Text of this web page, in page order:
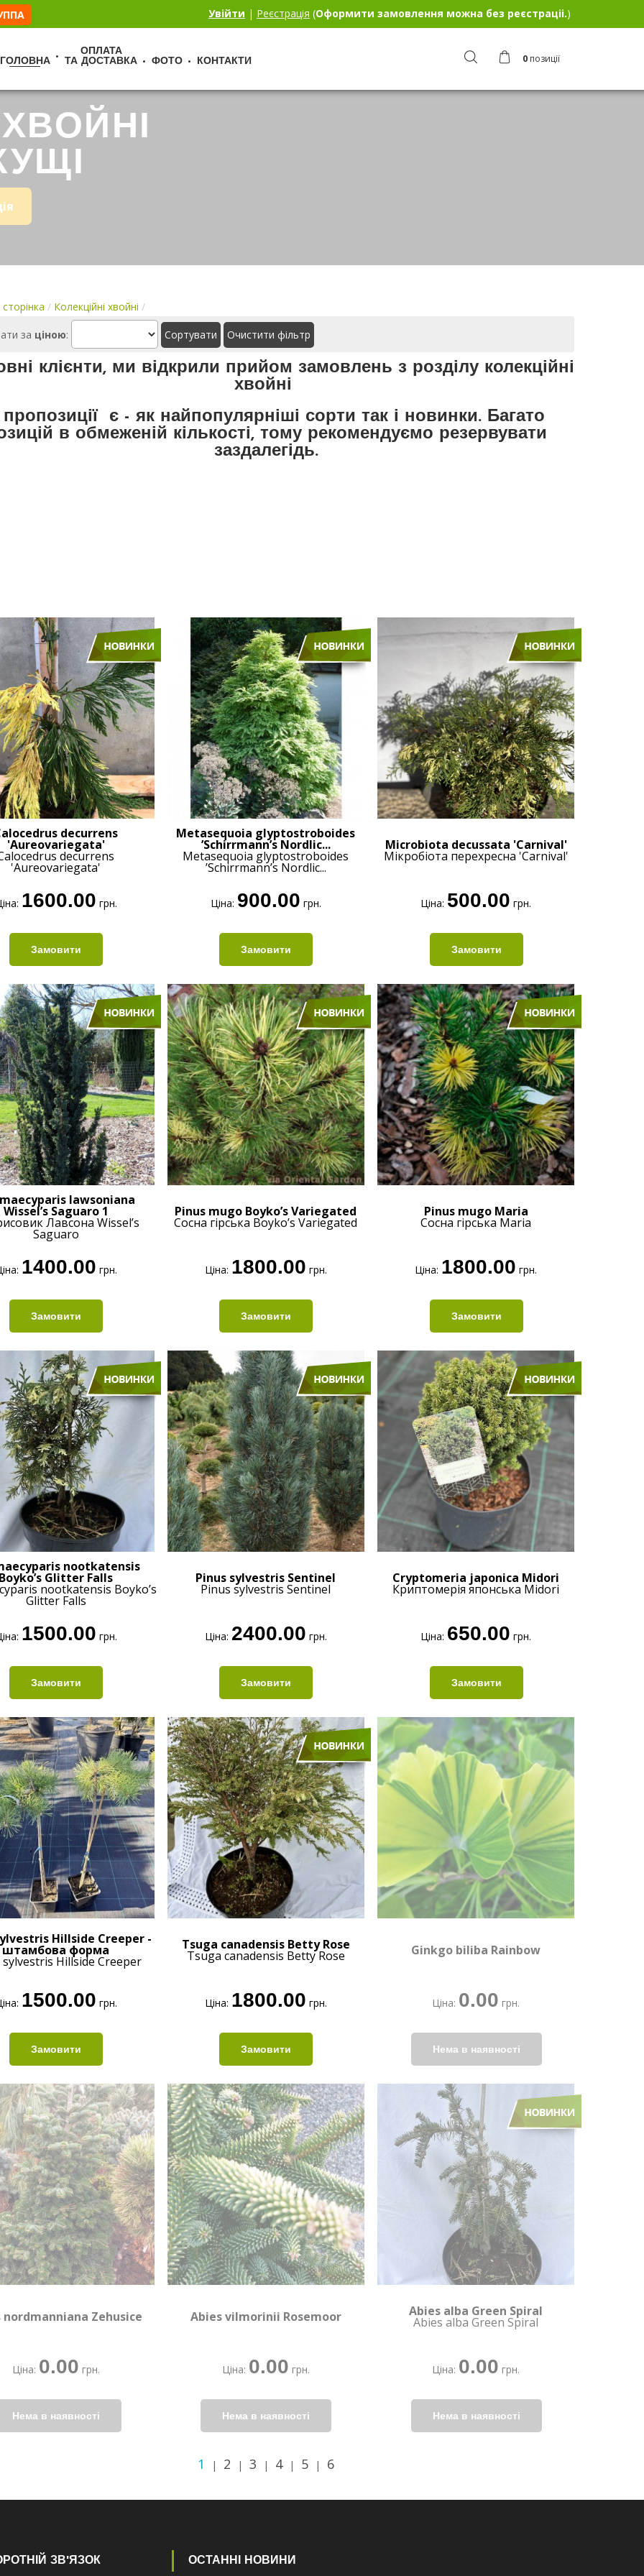
Увійти | Реєстрація (Оформити замовлення можна без реєстраціі.)
ГОЛОВНА
ОПЛАТА
ТА ДОСТАВКА
ФОТО КОНТАКТИ 0 позиції
/ Колекційні хвойні /
за ціною:
клієнти, ми відкрили прийом замовлень з розділу колекційні
хвойні
є - як найпопулярніші сорти так і новинки. Багато
в обмеженій кількості, тому рекомендуємо резервувати
заздалегідь.
decurrens
'Aureovariegata'
decurrens
'Aureovariegata'
1600.00 грн.
Metasequoia glyptostroboides
’Schirrmann’s Nordlic...
Metasequoia glyptostroboides
’Schirrmann’s Nordlic...
Ціна: 900.00 грн.
Microbiota decussata 'Carnival'
Мікробіота перехресна 'Carnival'
Ціна: 500.00 грн.
lawsoniana
Wissel’s Saguaro 1
Лавсона Wissel’s
Saguaro
1400.00 грн.
Pinus mugo Boyko’s Variegated
Сосна гірська Boyko’s Variegated
Ціна: 1800.00 грн.
Pinus mugo Maria
Сосна гірська Maria
Ціна: 1800.00 грн.
nootkatensis
Glitter Falls
nootkatensis Boyko’s
Glitter Falls
1500.00 грн.
Pinus sylvestris Sentinel
Pinus sylvestris Sentinel
Ціна: 2400.00 грн.
Cryptomeria japonica Midori
Криптомерія японська Midori
Ціна: 650.00 грн.
Hillside Creeper -
штамбова форма
Hillside Creeper
1500.00 грн.
Tsuga canadensis Betty Rose
Tsuga canadensis Betty Rose
Ціна: 1800.00 грн.
Ginkgo biliba Rainbow
Ціна: 0.00 грн.
nordmanniana Zehusice
Ціна: 0.00 грн.
Abies vilmorinii Rosemoor
Ціна: 0.00 грн.
Abies alba Green Spiral
Abies alba Green Spiral
Ціна: 0.00 грн.
1 | 2 | 3 | 4 | 5 | 6
ЗВ'ЯЗОК ОСТАННІ НОВИНИ